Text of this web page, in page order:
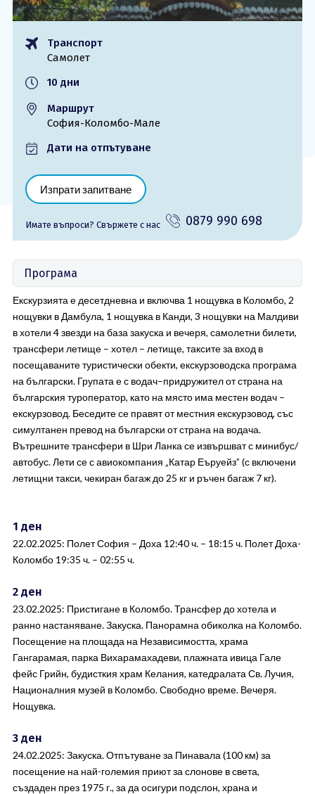
ОЩЕ
За нас - Ivi Travel
Банкова сметка
Политика за
Транспорт
Самолет
10 дни
Маршрут
София-Коломбо-Мале
Дати на отпътуване
Изпрати запитване
Имате въпроси? Cвържете с нас 0879 990 698
Програма
Екскурзията е десетдневна и включва 1 нощувка в Коломбо, 2
нощувки в Дамбула, 1 нощувка в Канди, 3 нощувки на Малдиви
в хотели 4 звезди на база закуска и вечеря, самолетни билети,
трансфери летище – хотел – летище, таксите за вход в
посещаваните туристически обекти, екскурзоводска програма
на български. Групата е с водач–придружител от страна на
българския туроператор, като на място има местен водач –
екскурзовод. Беседите се правят от местния екскурзовод, със
симултанен превод на български от страна на водача.
Вътрешните трансфери в Шри Ланка се извършват с минибус/
автобус. Лети се с авиокомпания „Катар Еъруейз” (с включени
летищни такси, чекиран багаж до 25 кг и ръчен багаж 7 кг).
1 ден
22.02.2025: Полет София – Доха 12:40 ч. – 18:15 ч. Полет Доха-
Коломбо 19:35 ч. – 02:55 ч.
2 ден
23.02.2025: Пристигане в Коломбо. Трансфер до хотела и
ранно настаняване. Закуска. Панорамна обиколка на Коломбо.
Посещение на площада на Независимостта, храма
Гангарамая, парка Вихарамахадеви, плажната ивица Гале
фейс Грийн, будисткия храм Келания, катедралата Св. Лучия,
Националния музей в Коломбо. Свободно време. Вечеря.
Нощувка.
3 ден
24.02.2025: Закуска. Отпътуване за Пинавала (100 км) за
посещение на най-големия приют за слонове в света,
създаден през 1975 г., за да осигури подслон, храна и